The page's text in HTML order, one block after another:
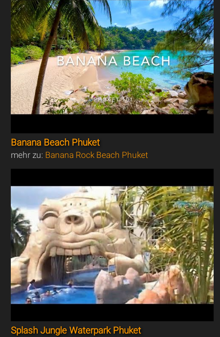
Banana Beach Phuket
mehr zu: Banana Rock Beach Phuket
Splash Jungle Waterpark Phuket